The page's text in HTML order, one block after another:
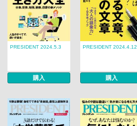
PRESIDENT 2024.5.3
購入
PRESIDENT 2024.4.12
購入